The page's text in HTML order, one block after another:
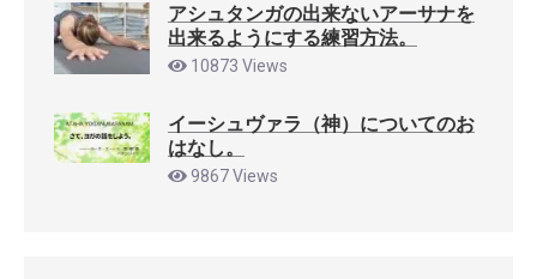
アシュタンガの出来ないアーサナを
出来るようにする練習方法。
10873 Views
イーシュヴァラ（神）についてのお
はなし。
9867 Views